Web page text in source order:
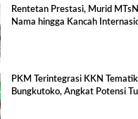
Rentetan Prestasi, Murid
Nama hingga Kancah
PKM Terintegrasi KKN
Bungkutoko, Angkat Potensi